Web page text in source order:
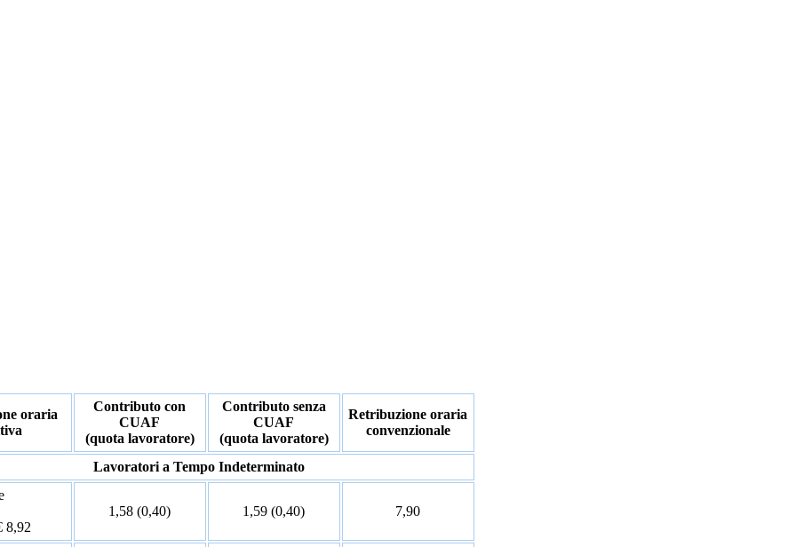
oraria
Contributo con
CUAF
(quota lavoratore)
Contributo senza
CUAF
(quota lavoratore)
Retribuzione oraria
convenzionale
Lavoratori a Tempo Indeterminato
8,92
1,58 (0,40) 1,59 (0,40) 7,90